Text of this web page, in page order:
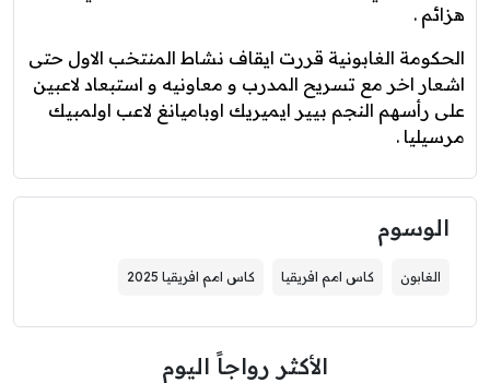
هزائم .
الحكومة الغابونية قررت ايقاف نشاط المنتخب الاول حتى
اشعار اخر مع تسريح المدرب و معاونيه و استبعاد لاعبين
على رأسهم النجم بيير ايميريك اوباميانغ لاعب اولمبيك
مرسيليا .
الوسوم
الغابون كاس امم افريقيا كاس امم افريقيا 2025
الأكثر رواجاً اليوم